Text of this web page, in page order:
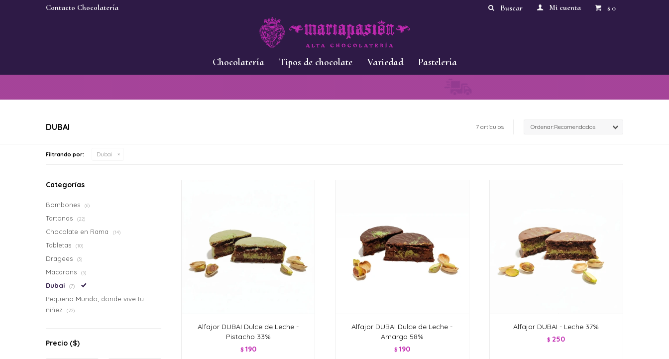
Chocolatería Tipos de chocolate Variedad Pastelería
$ 0
Contacto Chocolatería
DUBAI 7 artículos Recomendados
Filtrando por: Dubai
Alfajor DUBAI Dulce de Leche -
Pistacho 33%
$ 190
Alfajor DUBAI Dulce de Leche -
Amargo 58%
$ 190
Alfajor DUBAI - Leche 37%
$ 250
Categorías
Bombones (6)
Tartonas (22)
Chocolate en Rama (14)
Tabletas (10)
Dragees (3)
Macarons (3)
Dubai (7)
Pequeño Mundo, donde vive tu
niñez
(22)
Precio ($)